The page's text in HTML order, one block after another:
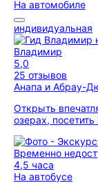
На автомобиле
индивидуальная
Владимир
5,0
25 отзывов
Анапа и Абрау-
Открыть
озерах,
Временно
4,5 часа
На автобусе